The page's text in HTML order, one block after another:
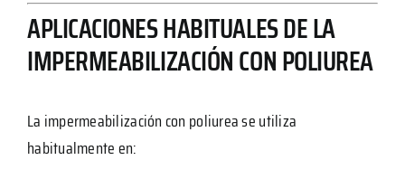
APLICACIONES HABITUALES DE LA
IMPERMEABILIZACIÓN CON POLIUREA
La impermeabilización con poliurea se utiliza
habitualmente en: